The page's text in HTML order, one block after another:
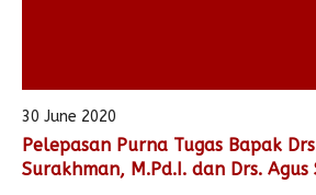
30 June 2020
Pelepasan Purna Tugas Bapak
Surakhman, M.Pd.I. dan Drs. Agus